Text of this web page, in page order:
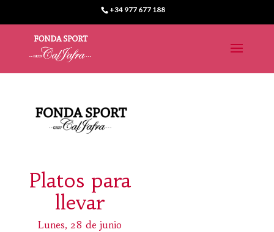
+34 977 677 188
Platos para
llevar
Lunes, 28 de junio